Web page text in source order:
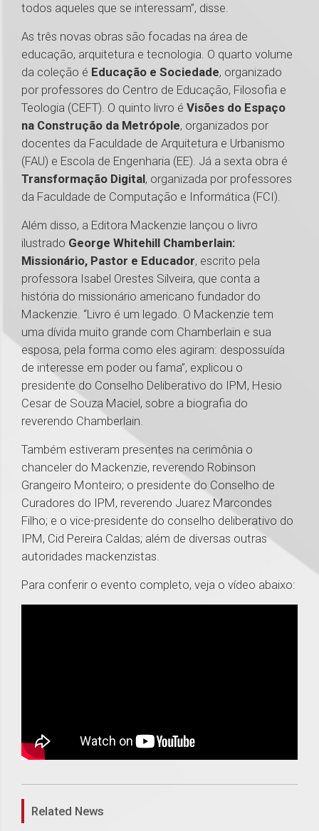
todos aqueles que se interessam”, disse.
As três novas obras são focadas na área de
educação, arquitetura e tecnologia. O quarto volume
da coleção é Educação e Sociedade, organizado
por professores do Centro de Educação, Filosofia e
Teologia (CEFT). O quinto livro é Visões do Espaço
na Construção da Metrópole, organizados por
docentes da Faculdade de Arquitetura e Urbanismo
(FAU) e Escola de Engenharia (EE). Já a sexta obra é
Transformação Digital, organizada por professores
da Faculdade de Computação e Informática (FCI).
Além disso, a Editora Mackenzie lançou o livro
ilustrado George Whitehill Chamberlain:
Missionário, Pastor e Educador, escrito pela
professora Isabel Orestes Silveira, que conta a
história do missionário americano fundador do
Mackenzie. “Livro é um legado. O Mackenzie tem
uma dívida muito grande com Chamberlain e sua
esposa, pela forma como eles agiram: despossuída
de interesse em poder ou fama”, explicou o
presidente do Conselho Deliberativo do IPM, Hesio
Cesar de Souza Maciel, sobre a biografia do
reverendo Chamberlain.
Também estiveram presentes na cerimônia o
chanceler do Mackenzie, reverendo Robinson
Grangeiro Monteiro; o presidente do Conselho de
Curadores do IPM, reverendo Juarez Marcondes
Filho; e o vice-presidente do conselho deliberativo do
IPM, Cid Pereira Caldas; além de diversas outras
autoridades mackenzistas.
Para conferir o evento completo, veja o vídeo abaixo:
1
Related News